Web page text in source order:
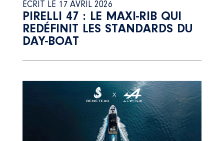
ÉCRIT LE 17 AVRIL 2026
PIRELLI 47 : LE MAXI-RIB QUI
REDÉFINIT LES STANDARDS DU
DAY-BOAT